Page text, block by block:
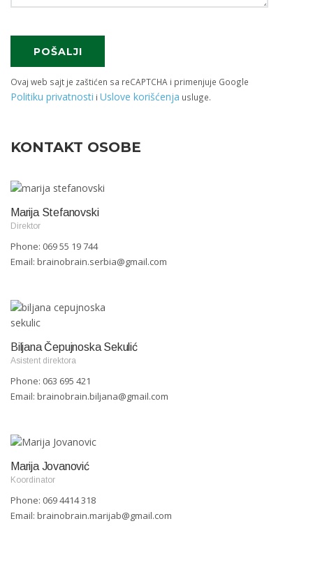
Ovaj web sajt je zaštićen sa reCAPTCHA i primenjuje Google
Politiku privatnosti i Uslove korišćenja usluge.
KONTAKT OSOBE
Marija Stefanovski
Direktor
Phone: 069 55 19 744
Email: brainobrain.serbia@gmail.com
Biljana Čepujnoska Sekulić
Asistent direktora
Phone: 063 695 421
Email: brainobrain.biljana@gmail.com
Marija Jovanović
Koordinator
Phone: 069 4414 318
Email: brainobrain.marijab@gmail.com